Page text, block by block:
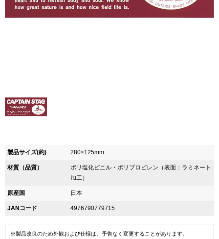
製品サイズ(約) 280×125mm
材質（品質）
ポリ塩化ビニル・ポリプロピレン（表面：ラミネート
加工）
原産国 日本
JANコード 4976790779715
※製品改良のため外観および仕様は、予告なく変更することがあります。